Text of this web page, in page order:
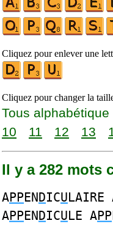
Cliquez pour enlever une
Cliquez pour changer la
Tous alphabétique
10
11 12 13
Il y a 282 mots
APPENDICULAIRE
APPENDICULE APP